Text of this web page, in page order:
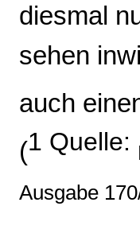
diesmal
sehen
auch
(1 Quelle:
Ausgabe